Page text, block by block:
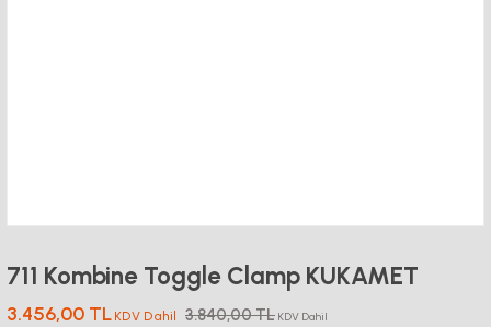
711 Kombine Toggle Clamp KUKAMET
3.456,00 TL KDV Dahil 3.840,00 TL KDV Dahil